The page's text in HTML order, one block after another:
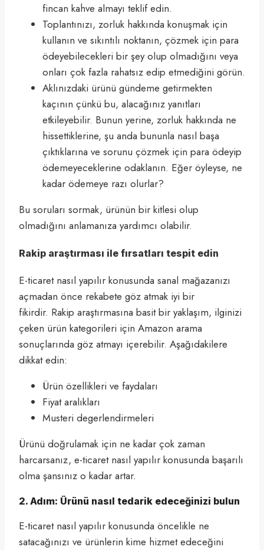
fincan kahve almayı teklif edin.
Toplantınızı, zorluk hakkında konuşmak için
kullanın ve sıkıntılı noktanın, çözmek için para
ödeyebilecekleri bir şey olup olmadığını veya
onları çok fazla rahatsız edip etmediğini görün.
Aklınızdaki ürünü gündeme getirmekten
kaçının çünkü bu, alacağınız yanıtları
etkileyebilir. Bunun yerine, zorluk hakkında ne
hissettiklerine, şu anda bununla nasıl başa
çıktıklarına ve sorunu çözmek için para ödeyip
ödemeyeceklerine odaklanın. Eğer öyleyse, ne
kadar ödemeye razı olurlar?
Bu soruları sormak, ürünün bir kitlesi olup
olmadığını anlamanıza yardımcı olabilir.
Rakip araştırması ile fırsatları tespit edin
E-ticaret nasıl yapılır konusunda sanal mağazanızı
açmadan önce rekabete göz atmak iyi bir
fikirdir. Rakip araştırmasına basit bir yaklaşım, ilginizi
çeken ürün kategorileri için Amazon arama
sonuçlarında göz atmayı içerebilir. Aşağıdakilere
dikkat edin:
Ürün özellikleri ve faydaları
Fiyat aralıkları
Musteri degerlendirmeleri
Ürünü doğrulamak için ne kadar çok zaman
harcarsanız, e-ticaret nasıl yapılır konusunda başarılı
olma şansınız o kadar artar.
2. Adım: Ürünü nasıl tedarik edeceğinizi bulun
E-ticaret nasıl yapılır konusunda öncelikle ne
satacağınızı ve ürünlerin kime hizmet edeceğini